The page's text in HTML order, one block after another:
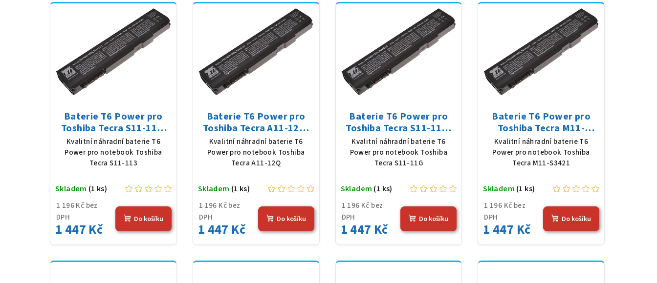
Baterie T6 Power pro
Toshiba Tecra S11-113,
Li-Ion, 10,8 V, 5200 mAh
(56 Wh), černá
Kvalitní náhradní baterie T6
Power pro notebook Toshiba
Tecra S11-113
1 196 Kč bez
DPH
1 447 Kč
Skladem (1 ks)
Do košíku
Baterie T6 Power pro
Toshiba Tecra A11-12Q,
Li-Ion, 10,8 V, 5200 mAh
(56 Wh), černá
Kvalitní náhradní baterie T6
Power pro notebook Toshiba
Tecra A11-12Q
1 196 Kč bez
DPH
1 447 Kč
Skladem (1 ks)
Do košíku
Baterie T6 Power pro
Toshiba Tecra S11-11G,
Li-Ion, 10,8 V, 5200 mAh
(56 Wh), černá
Kvalitní náhradní baterie T6
Power pro notebook Toshiba
Tecra S11-11G
1 196 Kč bez
DPH
1 447 Kč
Skladem (1 ks)
Do košíku
Baterie T6 Power pro
Toshiba Tecra M11-
S3421, Li-Ion, 10,8 V,
5200 mAh (56 Wh), černá
Kvalitní náhradní baterie T6
Power pro notebook Toshiba
Tecra M11-S3421
1 196 Kč bez
DPH
1 447 Kč
Skladem (1 ks)
Do košíku